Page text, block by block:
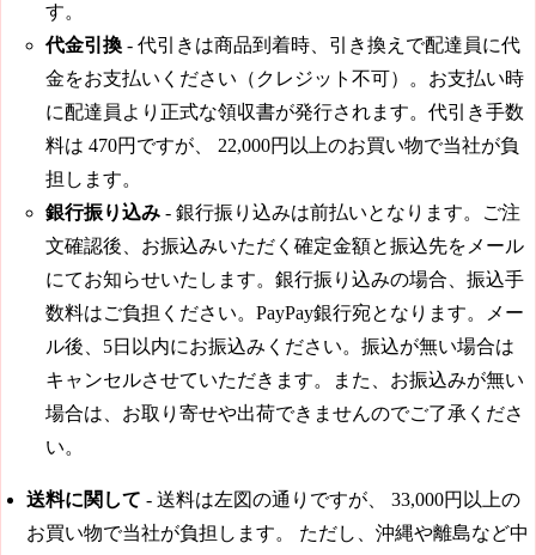
す。
代金引換 - 代引きは商品到着時、引き換えで配達員に代
金をお支払いください（クレジット不可）。お支払い時
に配達員より正式な領収書が発行されます。代引き手数
料は 470円 ですが、 22,000円 以上のお買い物で当社が負
担します。
銀行振り込み - 銀行振り込みは前払いとなります。ご注
文確認後、お振込みいただく確定金額と振込先をメール
にてお知らせいたします。銀行振り込みの場合、振込手
数料はご負担ください。PayPay銀行宛となります。メー
ル後、5日以内にお振込みください。振込が無い場合は
キャンセルさせていただきます。また、お振込みが無い
場合は、お取り寄せや出荷できませんのでご了承くださ
い。
送料に関して - 送料は左図の通りですが、 33,000円 以上の
お買い物で当社が負担します。 ただし、沖縄や離島など中